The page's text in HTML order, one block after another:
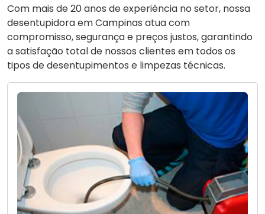
Com mais de 20 anos de experiência no setor, nossa
desentupidora em Campinas atua com
compromisso, segurança e preços justos, garantindo
a satisfação total de nossos clientes em todos os
tipos de desentupimentos e limpezas técnicas.